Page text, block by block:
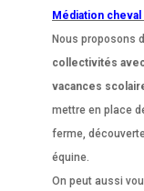
Médiation
Nous proposons
collectivités
vacances
mettre en place
ferme,
équine.
On peut aussi